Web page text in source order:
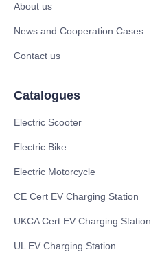
About us
News and Cooperation Cases
Contact us
Catalogues
Electric Scooter
Electric Bike
Electric Motorcycle
CE Cert EV Charging Station
UKCA Cert EV Charging Station
UL EV Charging Station